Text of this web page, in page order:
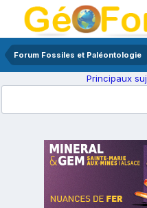
Forum Fossiles et Paléontologie
Principaux